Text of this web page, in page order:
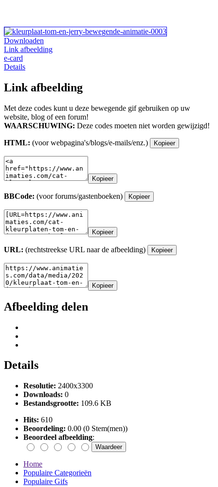
Downloaden
Link afbeelding
e-card
Details
Link afbeelding
Met deze codes kunt u deze bewegende gif gebruiken op uw
website, blog of een forum!
WAARSCHUWING: Deze codes moeten niet worden gewijzigd!
HTML: (voor webpagina's/blogs/e-mails/enz.) Kopieer
Kopieer
BBCode: (voor forums/gastenboeken) Kopieer
Kopieer
URL: (rechtstreekse URL naar de afbeelding) Kopieer
Kopieer
Afbeelding delen
Details
Resolutie: 2400x3300
Downloads: 0
Bestandsgrootte: 109.6 KB
Hits: 610
Beoordeling: 0.00 (0 Stem(men))
Beoordeel afbeelding:
Home
Populaire Categorieën
Populaire Gifs